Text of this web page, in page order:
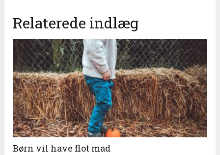
Relaterede indlæg
Børn vil have flot mad